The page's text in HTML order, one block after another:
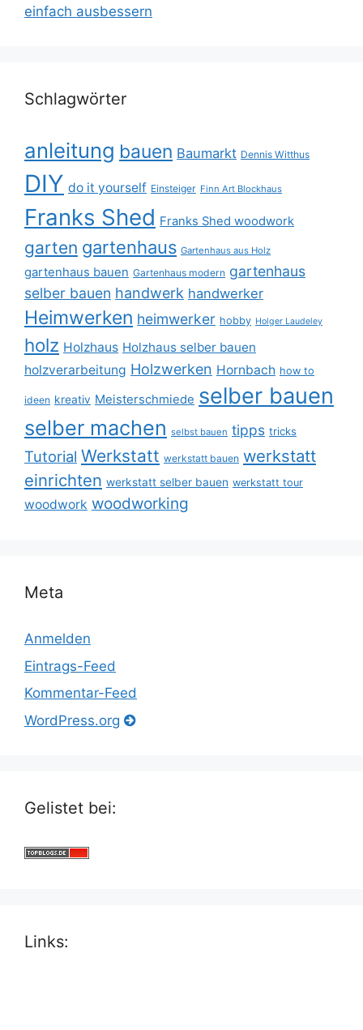
einfach ausbessern
Schlagwörter
anleitung bauen Baumarkt Dennis Witthus
DIY do it yourself Einsteiger Finn Art Blockhaus
Franks Shed Franks Shed woodwork
garten gartenhaus Gartenhaus aus Holz
gartenhaus bauen Gartenhaus modern gartenhaus
selber bauen handwerk handwerker
Heimwerken heimwerker hobby Holger Laudeley
holz Holzhaus Holzhaus selber bauen
holzverarbeitung Holzwerken Hornbach how to
ideen kreativ Meisterschmiede selber bauen
selber machen selbst bauen tipps tricks
Tutorial Werkstatt werkstatt bauen werkstatt
einrichten werkstatt selber bauen werkstatt tour
woodwork woodworking
Meta
Anmelden
Eintrags-Feed
Kommentar-Feed
WordPress.org
Gelistet bei:
Links: